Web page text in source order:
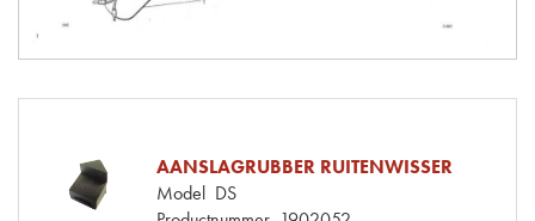
AANSLAGRUBBER RUITENWISSER
Model DS